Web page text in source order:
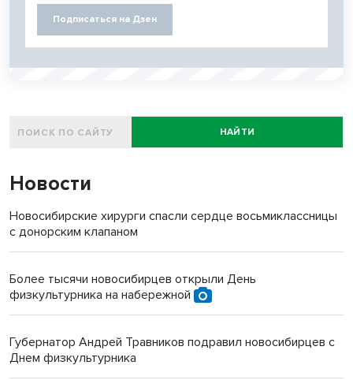
Подписаться на Дзен
НАЙТИ
Новости
Новосибирские хирурги спасли сердце восьмиклассницы
с донорским клапаном
Более тысячи новосибирцев открыли День
физкультурника на набережной
Губернатор Андрей Травников подравил новосибирцев с
Днем физкультурника